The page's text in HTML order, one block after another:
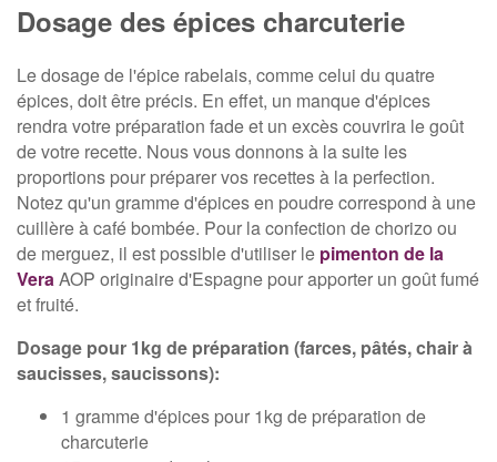
Dosage des épices charcuterie
Le dosage de l'épice rabelais, comme celui du quatre
épices, doit être précis. En effet, un manque d'épices
rendra votre préparation fade et un excès couvrira le goût
de votre recette. Nous vous donnons à la suite les
proportions pour préparer vos recettes à la perfection.
Notez qu'un gramme d'épices en poudre correspond à une
cuillère à café bombée. Pour la confection de chorizo ou
de merguez, il est possible d'utiliser le pimenton de la
VeraAOP originaire d'Espagne pour apporter un goût fumé
et fruité.
Dosage pour 1kg de préparation (farces, pâtés, chair à
saucisses, saucissons):
1 gramme d'épices pour 1kg de préparation de
charcuterie